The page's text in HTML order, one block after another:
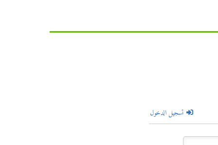
تسجيل الدخول